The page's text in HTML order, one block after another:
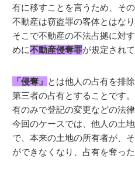
有に移すことを言うため、そ
不動産は窃盗罪の客体とはなり
そこで不動産の不法占拠に対
めに不動産侵奪罪が規定され
「侵奪」 とは他人の占有を排
第三者の占有とすることです
有のみで登記の変更などの法
今回のケースでは、他人の土
で、本来の土地の所有者が、
ができなくなり、占有を奪っ